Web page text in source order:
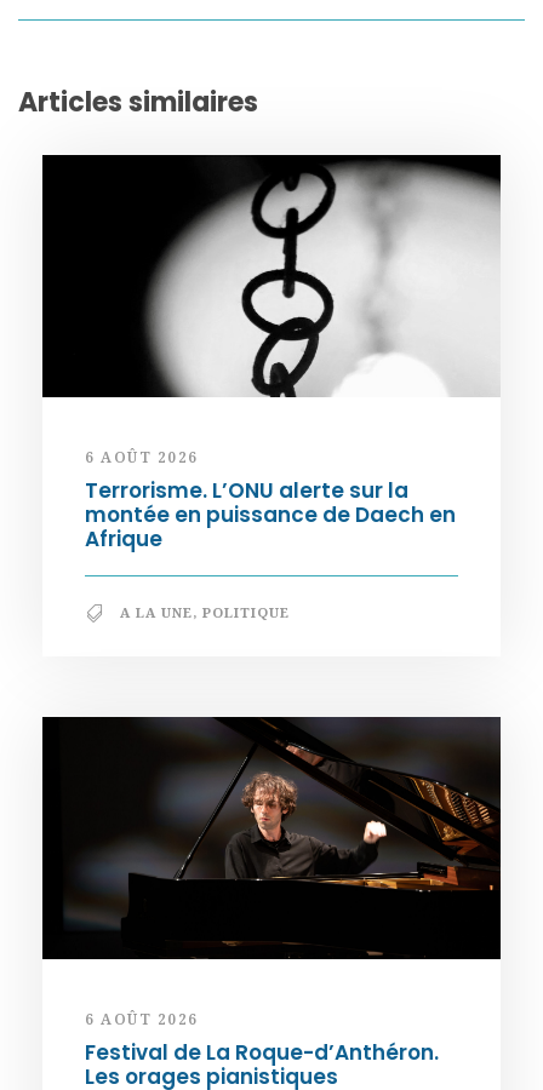
Articles similaires
6 AOÛT 2026
Terrorisme. L’ONU alerte sur la
montée en puissance de Daech en
Afrique
A LA UNE, POLITIQUE
6 AOÛT 2026
Festival de La Roque-d’Anthéron.
Les orages pianistiques